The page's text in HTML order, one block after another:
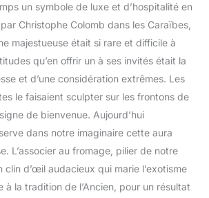
un symbole de luxe et d’hospitalité en
Christophe Colomb dans les Caraïbes,
majestueuse était si rare et difficile à
qu’en offrir un à ses invités était la
et d’une considération extrêmes. Les
le faisaient sculpter sur les frontons de
de bienvenue. Aujourd’hui
dans notre imaginaire cette aura
L’associer au fromage, pilier de notre
clin d’œil audacieux qui marie l’exotisme
à la tradition de l’Ancien, pour un résultat